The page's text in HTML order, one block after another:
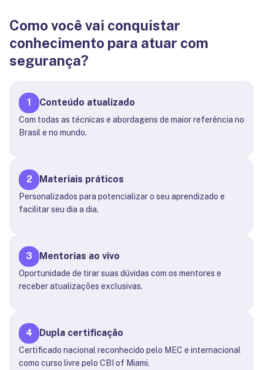
Como você vai conquistar
conhecimento para atuar com
segurança?
1 Conteúdo atualizado
Com todas as técnicas e abordagens de maior referência no
Brasil e no mundo.
2 Materiais práticos
Personalizados para potencializar o seu aprendizado e
facilitar seu dia a dia.
3 Mentorias ao vivo
Oportunidade de tirar suas dúvidas com os mentores e
receber atualizações exclusivas.
4 Dupla certificação
Certificado nacional reconhecido pelo MEC e internacional
como curso livre pelo CBI of Miami.